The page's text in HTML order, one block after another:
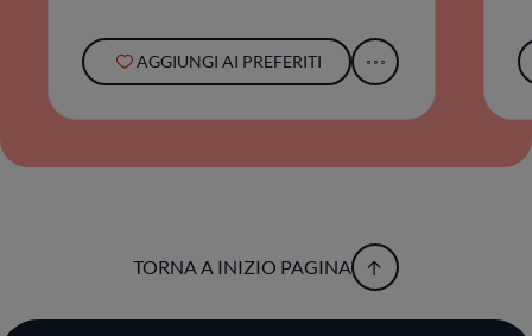
AGGIUNGI AI PREFERITI
TORNA A INIZIO PAGINA